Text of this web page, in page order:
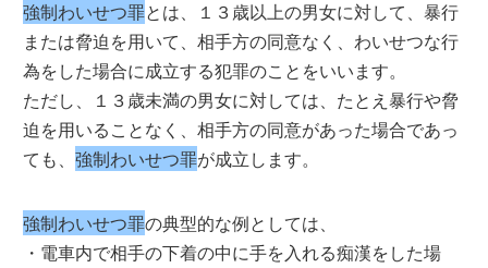
強制わいせつ罪とは、１３歳以上の男女に対して、暴行
または脅迫を用いて、相手方の同意なく、わいせつな行
為をした場合に成立する犯罪のことをいいます。
ただし、１３歳未満の男女に対しては、たとえ暴行や脅
迫を用いることなく、相手方の同意があった場合であっ
ても、強制わいせつ罪が成立します。
強制わいせつ罪の典型的な例としては、
・電車内で相手の下着の中に手を入れる痴漢をした場